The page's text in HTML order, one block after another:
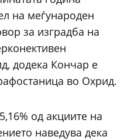
на меѓународен
за изградба на
додека Кончар е
во Охрид.
од акциите на
наведува дека